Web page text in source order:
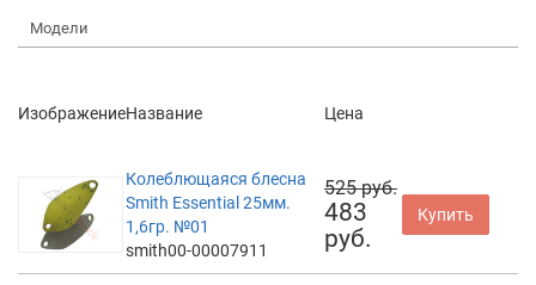
Модели
ИзображениеНазвание Цена
Колеблющаяся блесна
Smith Essential 25мм.
1,6гр. №01
smith00-00007911
525 руб.
483
руб.
Купить